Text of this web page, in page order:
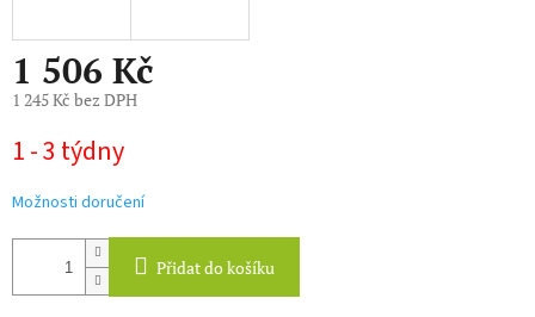
1 506 Kč
1 245 Kč bez DPH
cena:
1 - 3 týdny
Možnosti doručení
Přidat do košíku